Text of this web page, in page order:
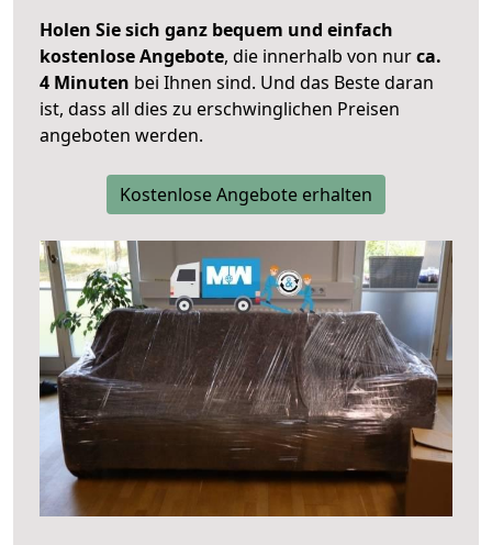
Holen Sie sich ganz bequem und einfach
kostenlose Angebote, die innerhalb von nurca.
4 Minuten bei Ihnen sind. Und das Beste daran
ist, dass all dies zu erschwinglichen Preisen
angeboten werden.
Kostenlose Angebote erhalten